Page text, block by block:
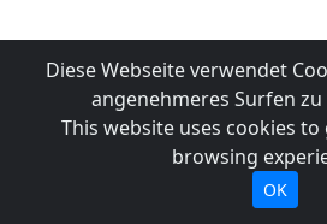
Diese Webseite verwendet
angenehmeres Surfen
This website uses cookies
browsing
OK